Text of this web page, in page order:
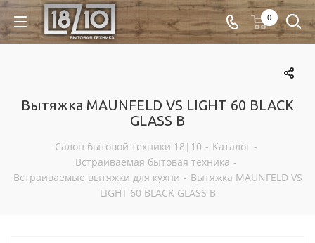
0
Вытяжка MAUNFELD VS LIGHT 60 BLACK
GLASS B
Салон бытовой техники 18|10 - Каталог -
Встраиваемая бытовая техника -
Встраиваемые вытяжки для кухни - Вытяжка MAUNFELD VS
LIGHT 60 BLACK GLASS B